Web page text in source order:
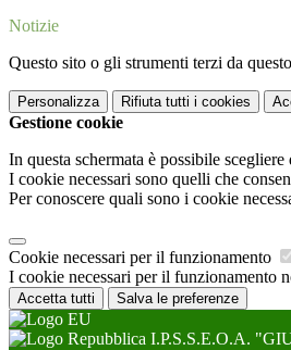
Notizie
Questo sito o gli strumenti terzi da
Personalizza Rifiuta tutti i cookies
Gestione cookie
In questa schermata è possibile
I cookie necessari sono quelli che
Per conoscere quali sono i cookie
Cookie necessari per il funzionamento
I cookie necessari per il funzionamento
Accetta tutti Salva le preferenze
I.P.S.S.E.O.A.